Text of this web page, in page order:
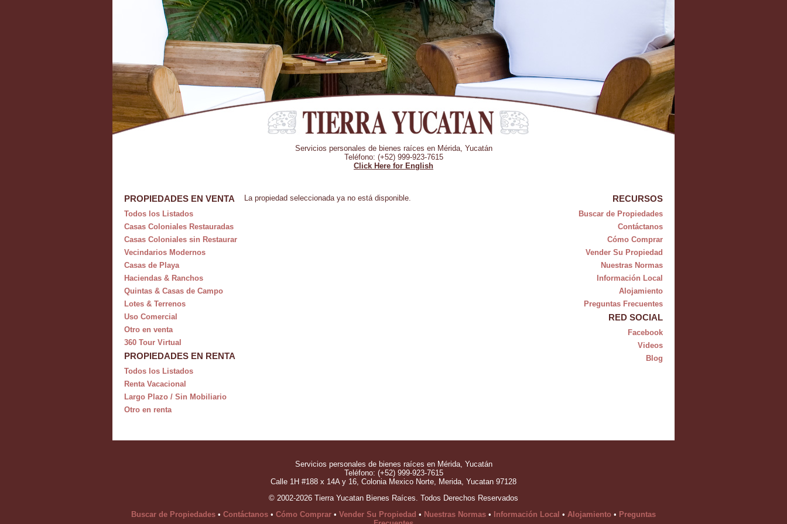
Servicios personales de bienes raíces en Mérida, Yucatán
Teléfono: (+52) 999-923-7615
Click Here for English
RECURSOS
Buscar de Propiedades
Contáctanos
Cómo Comprar
Vender Su Propiedad
Nuestras Normas
Información Local
Alojamiento
Preguntas Frecuentes
RED SOCIAL
Facebook
Videos
Blog
PROPIEDADES EN VENTA
Todos los Listados
Casas Coloniales Restauradas
Casas Coloniales sin Restaurar
Vecindarios Modernos
Casas de Playa
Haciendas & Ranchos
Quintas & Casas de Campo
Lotes & Terrenos
Uso Comercial
Otro en venta
360 Tour Virtual
PROPIEDADES EN RENTA
Todos los Listados
Renta Vacacional
Largo Plazo / Sin Mobiliario
Otro en renta
La propiedad seleccionada ya no está disponible.
Servicios personales de bienes raíces en Mérida, Yucatán
Teléfono: (+52) 999-923-7615
Calle 1H #188 x 14A y 16, Colonia Mexico Norte, Merida, Yucatan 97128
© 2002-2026 Tierra Yucatan Bienes Raíces. Todos Derechos Reservados
Buscar de Propiedades • Contáctanos • Cómo Comprar • Vender Su Propiedad • Nuestras Normas • Información Local • Alojamiento • Preguntas